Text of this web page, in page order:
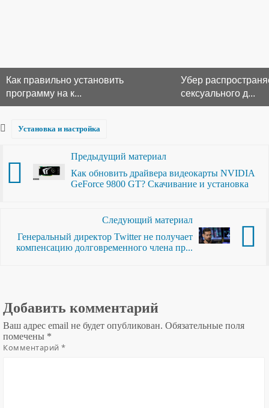
Как правильно установить
программу на к...
Убер
сексуального д...
Установка и настройка
Предыдущий материал
Как обновить драйвера видеокарты NVIDIA
GeForce 9800 GT? Скачивание и установка
Следующий материал
Генеральный директор Twitter не получает
компенсацию долговременного члена пр...
Добавить комментарий
Ваш адрес email не будет опубликован. Обязательные поля
помечены *
Комментарий*